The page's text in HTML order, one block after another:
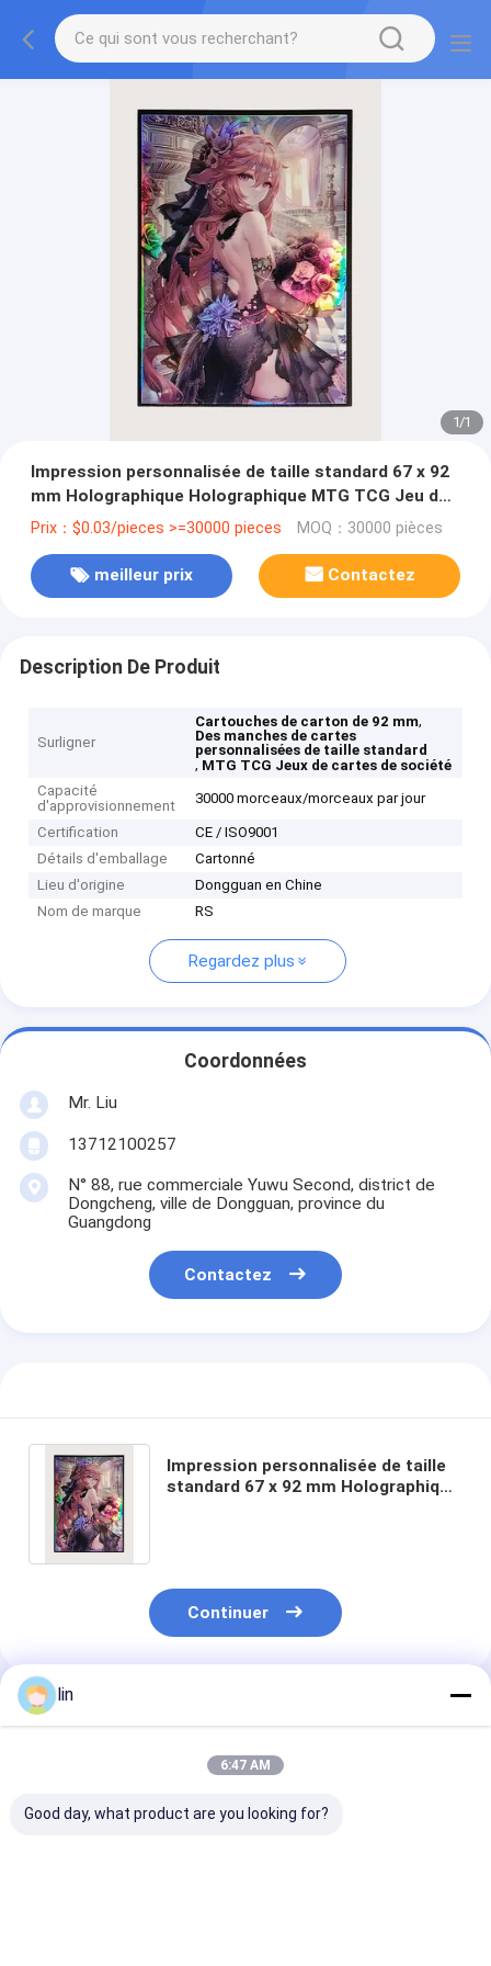
1/1
Impression personnalisée de taille standard 67 x 92
mm Holographique Holographique MTG TCG Jeu de
société Art Carte Manches
Prix：$0.03/pieces >=30000 pieces MOQ：30000 pièces
meilleur prix Contactez
Description De Produit
Surligner
Cartouches de carton de 92 mm,
Des manches de cartes
personnalisées de taille standard
, MTG TCG Jeux de cartes de société
Capacité
d'approvisionnement
30000 morceaux/morceaux par jour
Certification
CE / ISO9001
Détails d'emballage
Cartonné
Lieu d'origine
Dongguan en Chine
Nom de marque
RS
Regardez plus
Coordonnées
Mr. Liu
13712100257
N° 88, rue commerciale Yuwu Second, district de
Dongcheng, ville de Dongguan, province du
Guangdong
Contactez
Impression personnalisée de taille
standard 67 x 92 mm Holographique
Continuer
Produits Recommandés
lin
6:47 AM
Good day, what product are you looking for?